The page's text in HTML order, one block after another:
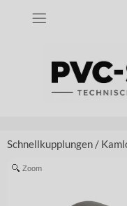
Schnellkupplungen /
Zoom